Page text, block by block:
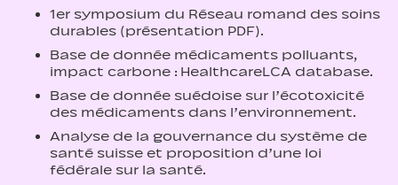
1er symposium du Réseau romand des soins
durables (présentation PDF).
Base de donnée médicaments polluants,
impact carbone : HealthcareLCA database.
Base de donnée suédoise sur l’écotoxicité
des médicaments dans l’environnement.
Analyse de la gouvernance du système de
santé suisse et proposition d’une loi
fédérale sur la santé.